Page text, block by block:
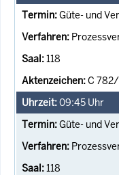
Güte- und
118
C
09:45 Uhr
Güte- und
118